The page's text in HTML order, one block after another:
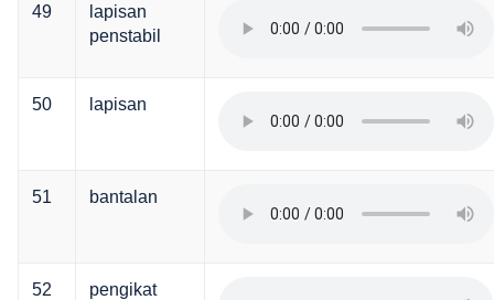
49
lapisan
penstabil
50 lapisan
51 bantalan
52 pengikat